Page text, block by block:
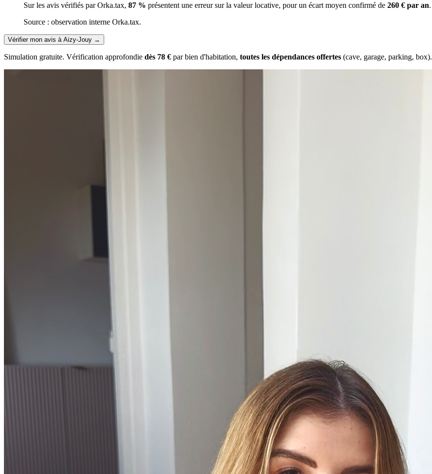
Sur les avis vérifiés par Orka.tax, 87 % présentent une erreur sur la valeur locative, pour un écart moyen confirmé de 260 € par an.
Source : observation interne Orka.tax.
Vérifier mon avis à Aizy-Jouy →
Simulation gratuite. Vérification approfondie dès 78 € par bien d'habitation, toutes les dépendances offertes (cave, garage, parking, box).